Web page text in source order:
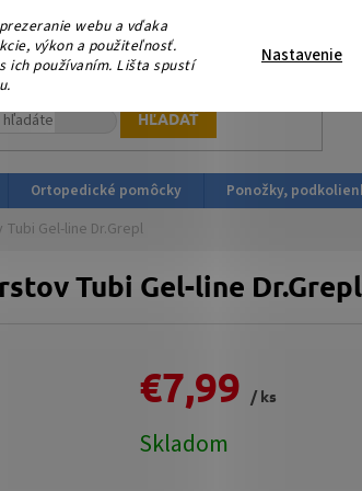
webu a vďaka
výkon a použiteľnosť.
ich používaním. Lišta spustí
Nastavenie
platbou v HOTOVOSTI ! V sobotu
HĽADAŤ
Ortopedické pomôcky Ponožky,
Gel-line Dr.Grepl
Tubi Gel-line Dr.Grepl
€7,99
/ ks
cena:
Skladom